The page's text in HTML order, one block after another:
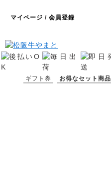
マイページ / 会員登録
ギフト券 お得なセット商品